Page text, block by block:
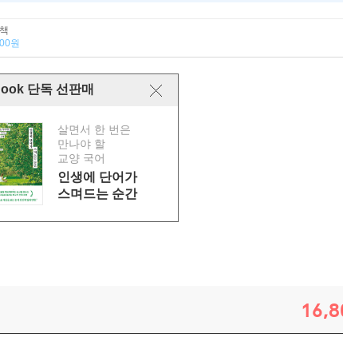
원
단독 선판매
살면서 한 번은
만나야 할
교양 국어
인생에 단어가
스며드는 순간
사